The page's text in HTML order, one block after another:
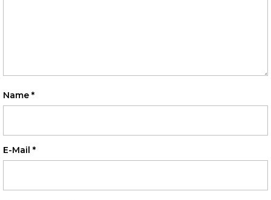
Name *
E-Mail *